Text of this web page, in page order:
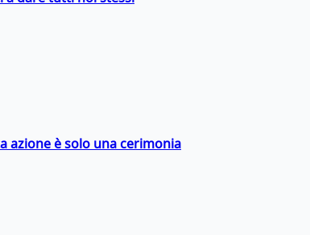
azione è solo una cerimonia